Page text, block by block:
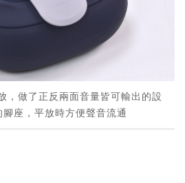
，做了正反兩面音量皆可輸出的設
座，平放時方便聲音流通